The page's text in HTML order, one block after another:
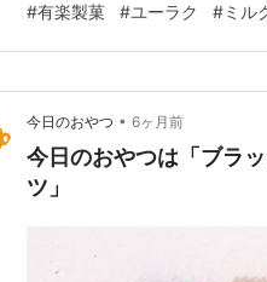
ます。
#有楽製菓 #ユーラク #ミル
今日のおやつ • 6ヶ月前
今日のおやつは「ブラ
ツ」